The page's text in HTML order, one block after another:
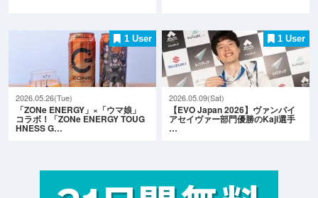
1 User
2026.05.26(Tue)
「ZONe ENERGY」×「ウマ娘」
コラボ！「ZONe ENERGY TOUG
HNESS G…
1 User
2026.05.09(Sat)
【EVO Japan 2026】ヴァンパイ
アセイヴァー部門優勝のKaji選手
…